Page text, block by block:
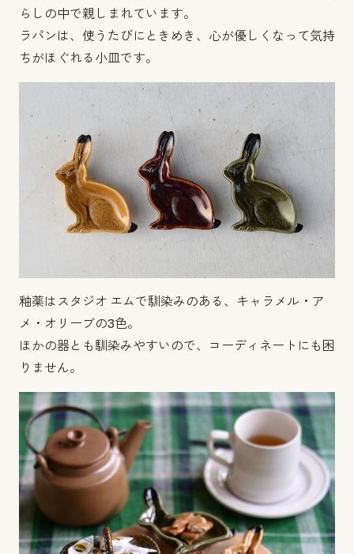
らしの中で親しまれています。
ラパンは、使うたびにときめき、心が優しくなって気持
ちがほぐれる小皿です。
釉薬はスタジオ エムで馴染みのある、キャラメル・ア
メ・オリーブの3色。
ほかの器とも馴染みやすいので、コーディネートにも困
りません。